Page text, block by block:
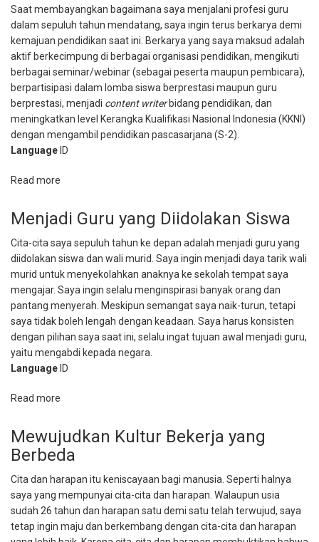
untuk
Masa
Depan
Saat membayangkan bagaimana saya menjalani profesi guru
dalam sepuluh tahun mendatang, saya ingin terus berkarya demi
kemajuan pendidikan saat ini. Berkarya yang saya maksud adalah
aktif berkecimpung di berbagai organisasi pendidikan, mengikuti
berbagai seminar/webinar (sebagai peserta maupun pembicara),
berpartisipasi dalam lomba siswa berprestasi maupun guru
berprestasi, menjadi content writerbidang pendidikan, dan
meningkatkan level Kerangka Kualifikasi Nasional Indonesia (KKNI)
dengan mengambil pendidikan pascasarjana (S-2).
Language ID
Read more
demi
Kemajuan
Pendidikan
Menjadi Guru yang Diidolakan Siswa
Cita-cita saya sepuluh tahun ke depan adalah menjadi guru yang
diidolakan siswa dan wali murid. Saya ingin menjadi daya tarik wali
murid untuk menyekolahkan anaknya ke sekolah tempat saya
mengajar. Saya ingin selalu menginspirasi banyak orang dan
pantang menyerah. Meskipun semangat saya naik-turun, tetapi
saya tidak boleh lengah dengan keadaan. Saya harus konsisten
dengan pilihan saya saat ini, selalu ingat tujuan awal menjadi guru,
yaitu mengabdi kepada negara.
Language ID
Read more
Guru
yang
Diidolakan
Siswa
Mewujudkan Kultur Bekerja yang
Berbeda
Cita dan harapan itu keniscayaan bagi manusia. Seperti halnya
saya yang mempunyai cita-cita dan harapan. Walaupun usia
sudah 26 tahun dan harapan satu demi satu telah terwujud, saya
tetap ingin maju dan berkembang dengan cita-cita dan harapan